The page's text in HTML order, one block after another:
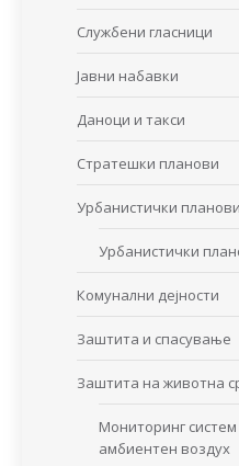
Службени гласници
Јавни набавки
Даноци и такси
Стратешки планови
Урбанистички планови
Урбанистички
Комунални дејности
Заштита и спасување
Заштита на животна
Мониторинг
амбиентен воздух